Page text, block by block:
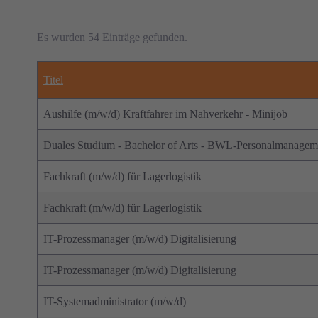
Es wurden 54 Einträge gefunden.
Titel
Aushilfe (m/w/d) Kraftfahrer im Nahverkehr - Minijob
Duales Studium - Bachelor of Arts - BWL-
Fachkraft (m/w/d) für Lagerlogistik
Fachkraft (m/w/d) für Lagerlogistik
IT-Prozessmanager (m/w/d) Digitalisierung
IT-Prozessmanager (m/w/d) Digitalisierung
IT-Systemadministrator (m/w/d)